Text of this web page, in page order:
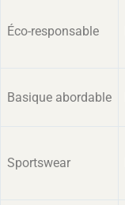
Éco-responsable
Basique abordable
Sportswear